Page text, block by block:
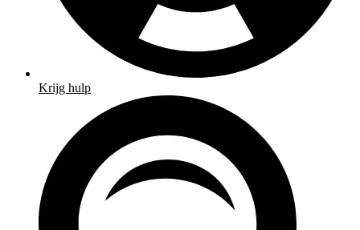
Krijg hulp